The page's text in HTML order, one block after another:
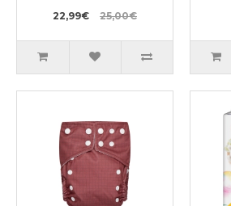
22,99€ 25,00€